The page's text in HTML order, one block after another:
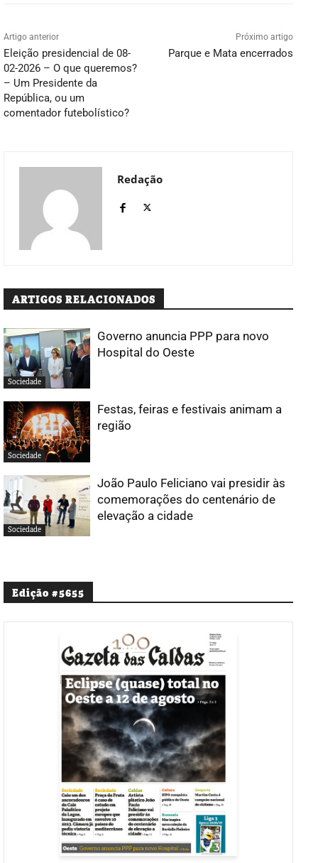
Artigo anterior
Eleição presidencial de 08-
02-2026 – O que queremos?
– Um Presidente da
República, ou um
comentador futebolístico?
Próximo artigo
Parque e Mata encerrados
Redação
ARTIGOS RELACIONADOS
Sociedade
Governo anuncia PPP para novo
Hospital do Oeste
Sociedade
Festas, feiras e festivais animam a
região
Sociedade
João Paulo Feliciano vai presidir às
comemorações do centenário de
elevação a cidade
Edição #5655